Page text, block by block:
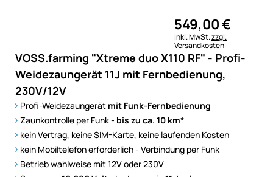
VOSS.farming "Xtreme duo X110 RF" - Profi-
Weidezaungerät 11J mit Fernbedienung,
230V/12V
Profi-Weidezaungerät mit Funk-Fernbedienung
Zaunkontrolle per Funk - bis zu ca. 10 km*
kein Vertrag, keine SIM-Karte, keine laufenden Kosten
kein Mobiltelefon erforderlich - Verbindung per Funk
Betrieb wahlweise mit 12V oder 230V
549,00€
Steuerhinweis:
inkl. MwSt.zzgl.
Versandkosten